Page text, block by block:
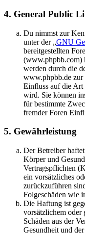
4. General Public
Du nimmst zur
unter der „GNU
bereitgestellten
(www.phpbb.com)
werden durch die
www.phpbb.de zur
Einfluss auf die Art
wird. Sie können
für bestimmte
fremder Foren
5. Gewährleistung
Der Betreiber
Körper und
Vertragspflichten
ein vorsätzliches
zurückzuführen
Folgeschäden wie
Die Haftung ist
vorsätzlichem oder
Schäden aus der
Gesundheit und